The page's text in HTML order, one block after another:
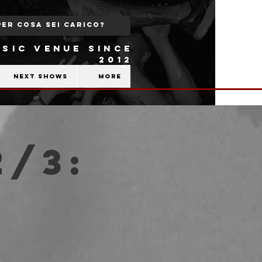
VENUE SINCE
2012
Next shows More
3: